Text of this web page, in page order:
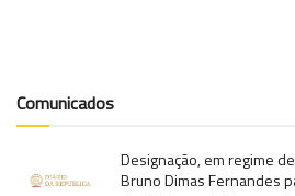
Comunicados
Designação, em regime
Bruno Dimas Fernandes